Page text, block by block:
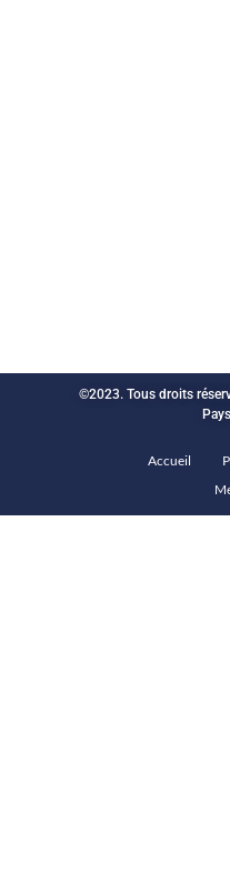
©2023. Tous droits
Accueil